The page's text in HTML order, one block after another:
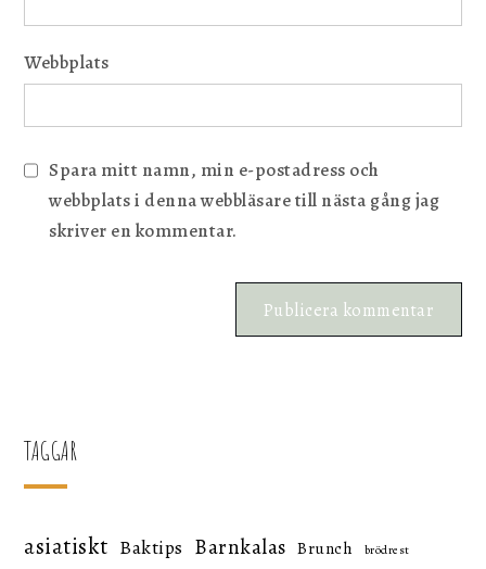
Webbplats
Spara mitt namn, min e-postadress och
webbplats i denna webbläsare till nästa gång jag
skriver en kommentar.
TAGGAR
asiatiskt Baktips Barnkalas Brunch brödrest